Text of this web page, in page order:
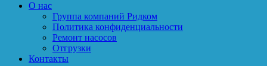
О нас
Группа компаний Ридком
Политика конфиденциальности
Ремонт насосов
Отгрузки
Контакты